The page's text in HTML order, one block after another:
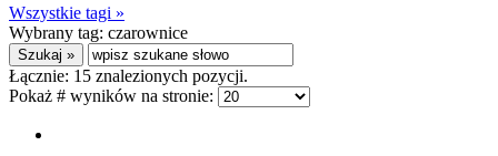
Wszystkie tagi »
Wybrany tag: czarownice
Łącznie: 15 znalezionych pozycji.
Pokaż # wyników na stronie: